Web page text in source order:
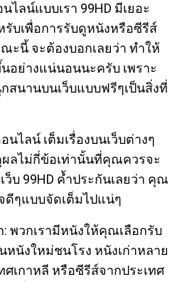
ไลน์แบบเรา 99HD มีเยอะ
บเพื่อการรับดูหนังหรือซีรีส์
ะนี้ จะต้องบอกเลยว่า ทำให้
อย่างแน่นอนนะครับ เพราะ
สนานบนเว็บแบบฟรีๆเป็นสิ่งที่
ไลน์ เต็มเรื่องบนเว็บต่างๆ
ผลไม่กี่ข้อเท่านั้นที่คุณควรจะ
บ 99HD ค้ำประกันเลยว่า คุณ
ดีๆแบบจัดเต็มไปแน่ๆ
: พวกเรามีหนังให้คุณเลือกรับ
หนังใหม่ชนโรง หนังเก่าหลาย
เกาหลี หรือซีรีส์จากประเทศ